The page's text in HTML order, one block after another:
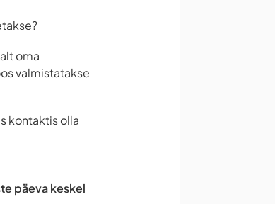
oma
valmistatakse
kontaktis olla
päeva keskel